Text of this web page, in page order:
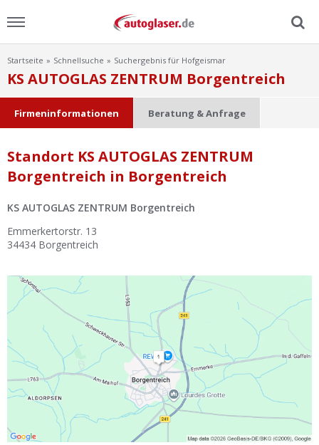
Menu
Home
Ratgeber
Scheibensuche
FAQ
Lexikon
Ist Ihre Werkstatt schon dabei?
Kostenlos eintragen
Werkstatt Login
Startseite Schnellsuche Suchergebnis für Hofgeismar
KS AUTOGLAS ZENTRUM Borgentreich
Firmeninformationen Beratung & Anfrage
Standort KS AUTOGLAS ZENTRUM
Borgentreich in Borgentreich
KS AUTOGLAS ZENTRUM Borgentreich
Emmerkertorstr. 13
34434 Borgentreich